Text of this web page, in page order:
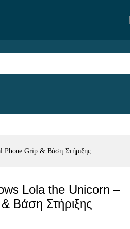
Grip & Βάση Στήριξης
Lola the Unicorn –
Βάση Στήριξης